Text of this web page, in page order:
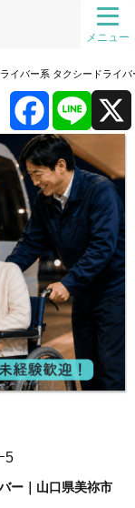
メニュー
イバー系 タクシードライバ
5
ー｜山口県美祢市
F
a
c
e
b
o
L
i
n
e